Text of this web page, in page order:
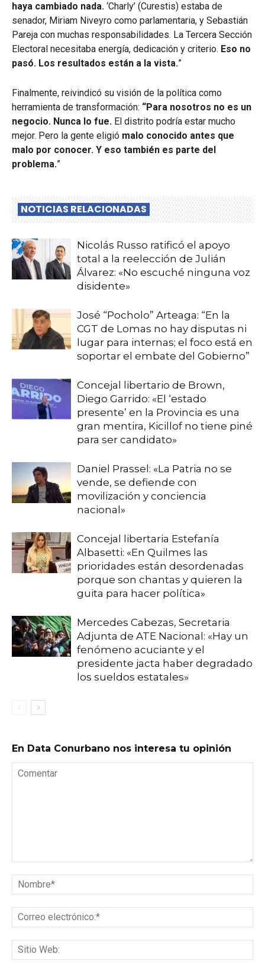
haya cambiado nada. ‘Charly’ (Curestis) estaba de
senador, Miriam Niveyro como parlamentaria, y Sebastián
Pareja con muchas responsabilidades. La Tercera Sección
Electoral necesitaba energía, dedicación y criterio. Eso no
pasó. Los resultados están a la vista.”
Finalmente, reivindicó su visión de la política como
herramienta de transformación: “Para nosotros no es un
negocio. Nunca lo fue. El distrito podría estar mucho
mejor. Pero la gente eligió malo conocido antes que
malo por conocer. Y eso también es parte del
problema.”
NOTICIAS RELACIONADAS
Nicolás Russo ratificó el apoyo
total a la reelección de Julián
Álvarez: «No escuché ninguna voz
disidente»
José “Pocholo” Arteaga: “En la
CGT de Lomas no hay disputas ni
lugar para internas; el foco está en
soportar el embate del Gobierno”
Concejal libertario de Brown,
Diego Garrido: «El ‘estado
presente’ en la Provincia es una
gran mentira, Kicillof no tiene piné
para ser candidato»
Daniel Prassel: «La Patria no se
vende, se defiende con
movilización y conciencia
nacional»
Concejal libertaria Estefanía
Albasetti: «En Quilmes las
prioridades están desordenadas
porque son chantas y quieren la
guita para hacer política»
Mercedes Cabezas, Secretaria
Adjunta de ATE Nacional: «Hay un
fenómeno acuciante y el
presidente jacta haber degradado
los sueldos estatales»
En Data Conurbano nos interesa tu opinión